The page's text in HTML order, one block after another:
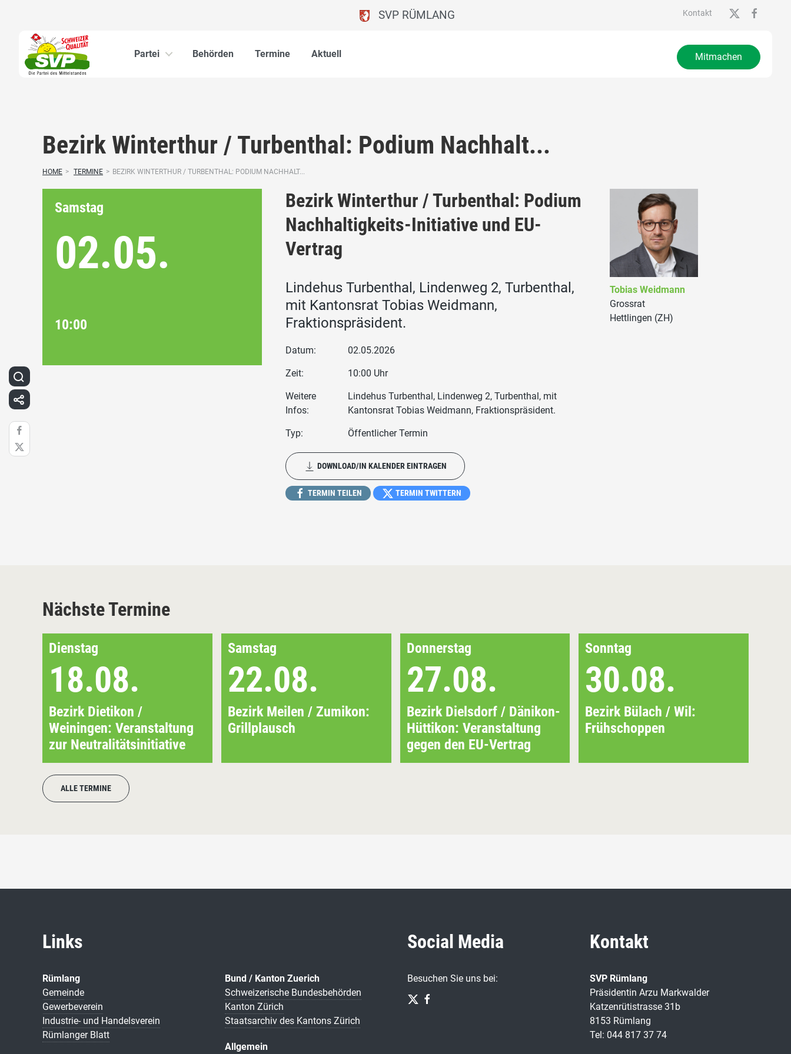
Kontakt
SVP RÜMLANG
Partei Behörden Termine Aktuell Mitmachen
Bezirk Winterthur / Turbenthal: Podium Nachhalt...
HOME > TERMINE > BEZIRK WINTERTHUR / TURBENTHAL: PODIUM NACHHALT...
Samstag
02.05.
10:00
Bezirk Winterthur / Turbenthal: Podium
Nachhaltigkeits-Initiative und EU-
Vertrag
Lindehus Turbenthal, Lindenweg 2, Turbenthal,
mit Kantonsrat Tobias Weidmann,
Fraktionspräsident.
Datum: 02.05.2026
Zeit: 10:00 Uhr
Weitere
Infos:
Lindehus Turbenthal, Lindenweg 2, Turbenthal, mit
Kantonsrat Tobias Weidmann, Fraktionspräsident.
Typ: Öffentlicher Termin
DOWNLOAD/IN KALENDER EINTRAGEN
TERMIN TEILEN TERMIN TWITTERN
Tobias Weidmann
Grossrat
Hettlingen (ZH)
Nächste Termine
Dienstag
18.08.
Bezirk Dietikon /
Weiningen: Veranstaltung
zur Neutralitätsinitiative
Samstag
22.08.
Bezirk Meilen / Zumikon:
Grillplausch
Donnerstag
27.08.
Bezirk Dielsdorf / Dänikon-
Hüttikon: Veranstaltung
gegen den EU-Vertrag
Sonntag
30.08.
Bezirk Bülach / Wil:
Frühschoppen
ALLE TERMINE
Links
Rümlang
Gemeinde
Gewerbeverein
Industrie- und Handelsverein
Rümlanger Blatt
Bund / Kanton Zuerich
Schweizerische Bundesbehörden
Kanton Zürich
Staatsarchiv des Kantons Zürich
Allgemein
Social Media
Besuchen Sie uns bei:
Kontakt
SVP Rümlang
Präsidentin Arzu Markwalder
Katzenrütistrasse 31b
8153 Rümlang
Tel: 044 817 37 74